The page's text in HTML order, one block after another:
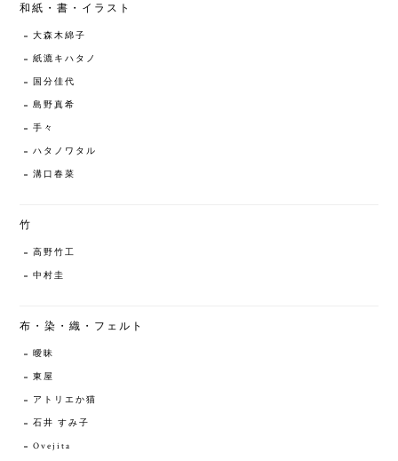
和紙・書・イラスト
大森木綿子
紙漉キハタノ
国分佳代
島野真希
手々
ハタノワタル
溝口春菜
竹
高野竹工
中村圭
布・染・織・フェルト
曖昧
東屋
アトリエか猫
石井 すみ子
Ovejita